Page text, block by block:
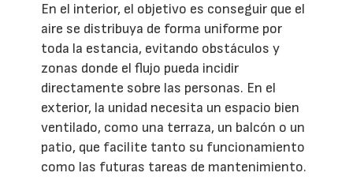
En el interior, el objetivo es conseguir que el
aire se distribuya de forma uniforme por
toda la estancia, evitando obstáculos y
zonas donde el flujo pueda incidir
directamente sobre las personas. En el
exterior, la unidad necesita un espacio bien
ventilado, como una terraza, un balcón o un
patio, que facilite tanto su funcionamiento
como las futuras tareas de mantenimiento.